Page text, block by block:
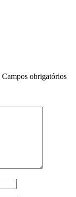
Campos obrigatórios